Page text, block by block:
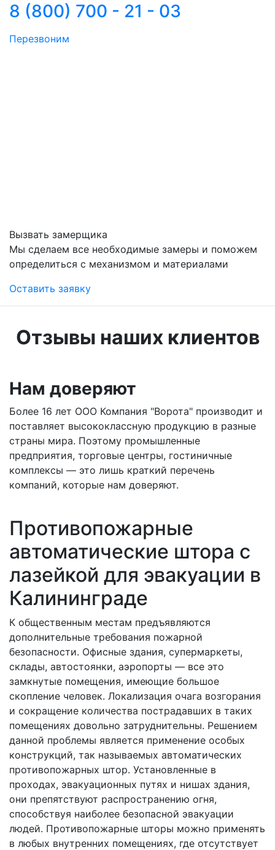
8 (800) 700 - 21 - 03
Перезвоним
Вызвать замерщика
Мы сделаем все необходимые замеры и поможем
определиться с механизмом и материалами
Оставить заявку
Отзывы наших клиентов
Нам доверяют
Более 16 лет ООО Компания "Ворота" производит и
поставляет высококлассную продукцию в разные
страны мира. Поэтому промышленные
предприятия, торговые центры, гостиничные
комплексы — это лишь краткий перечень
компаний, которые нам доверяют.
Противопожарные
автоматические штора с
лазейкой для эвакуации в
Калининграде
К общественным местам предъявляются
дополнительные требования пожарной
безопасности. Офисные здания, супермаркеты,
склады, автостоянки, аэропорты — все это
замкнутые помещения, имеющие большое
скопление человек. Локализация очага возгорания
и сокращение количества пострадавших в таких
помещениях довольно затруднительны. Решением
данной проблемы является применение особых
конструкций, так называемых автоматических
противопожарных штор. Установленные в
проходах, эвакуационных путях и нишах здания,
они препятствуют распространению огня,
способствуя наиболее безопасной эвакуации
людей. Противопожарные шторы можно применять
в любых внутренних помещениях, где отсутствует